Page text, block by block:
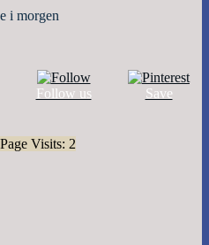
i morgen
Follow us Save
Visits: 2